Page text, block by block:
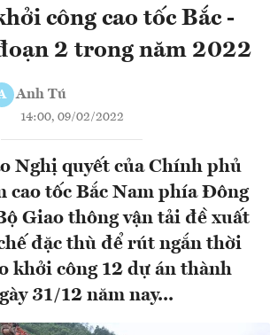
công cao tốc Bắc -
2 trong năm 2022
Anh Tú
14:00, 09/02/2022
Nghị quyết của Chính phủ
cao tốc Bắc Nam phía Đông
Giao thông vận tải đề xuất
đặc thù để rút ngắn thời
khởi công 12 dự án thành
31/12 năm nay...